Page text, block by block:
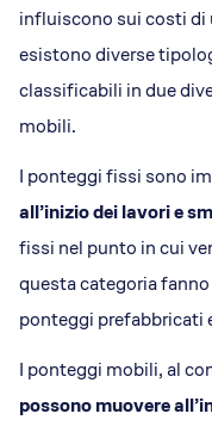
influiscono sui costi di
esistono diverse
classificabili in due
mobili.
I ponteggi fissi sono
all’inizio dei lavori e
fissi nel punto in cui
questa categoria
ponteggi prefabbricati
I ponteggi mobili, al
possono muovere